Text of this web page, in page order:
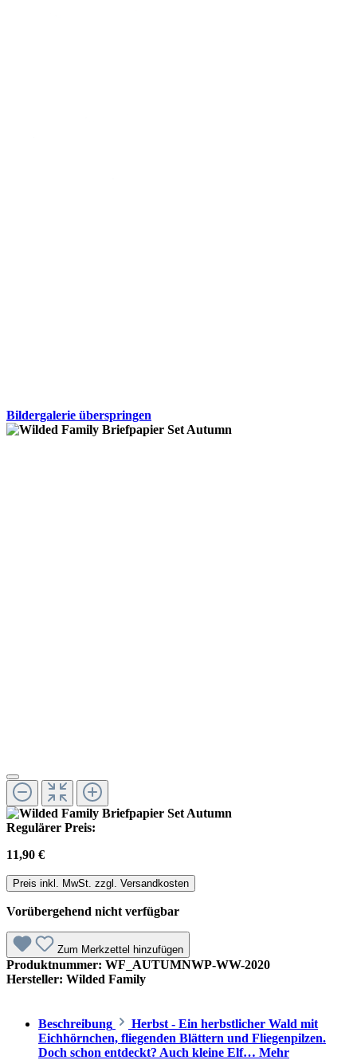
Bildergalerie überspringen
Regulärer Preis:
11,90 €
Preis inkl. MwSt. zzgl. Versandkosten
Vorübergehend nicht verfügbar
Zum Merkzettel hinzufügen
Produktnummer: WF_AUTUMNWP-WW-2020
Hersteller: Wilded Family
Beschreibung
Herbst - Ein herbstlicher Wald mit
Eichhörnchen, fliegenden Blättern und Fliegenpilzen.
Doch schon entdeckt? Auch kleine Elf… Mehr